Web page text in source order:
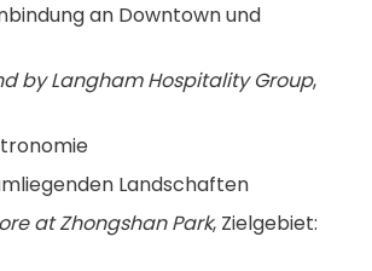
an Downtown und
by Langham Hospitality Group,
Landschaften
at Zhongshan Park